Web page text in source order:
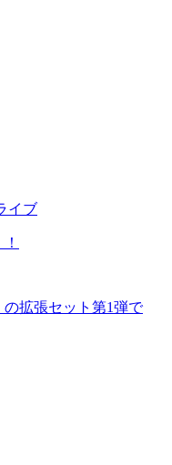
イブ
拡張セット第1弾で